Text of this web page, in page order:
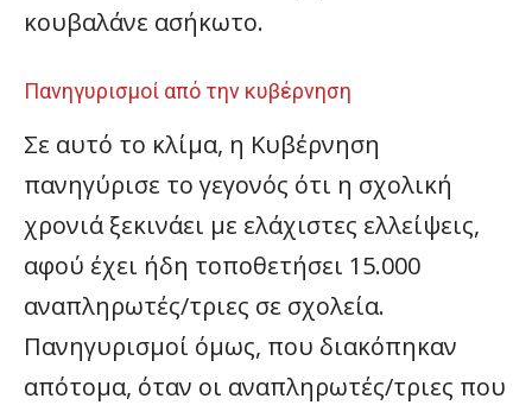
κουβαλάνε ασήκωτο.
Πανηγυρισμοί από την κυβέρνηση
Σε αυτό το κλίμα, η Κυβέρνηση
πανηγύρισε το γεγονός ότι η σχολική
χρονιά ξεκινάει με ελάχιστες ελλείψεις,
αφού έχει ήδη τοποθετήσει 15.000
αναπληρωτές/τριες σε σχολεία.
Πανηγυρισμοί όμως, που διακόπηκαν
απότομα, όταν οι αναπληρωτές/τριες που